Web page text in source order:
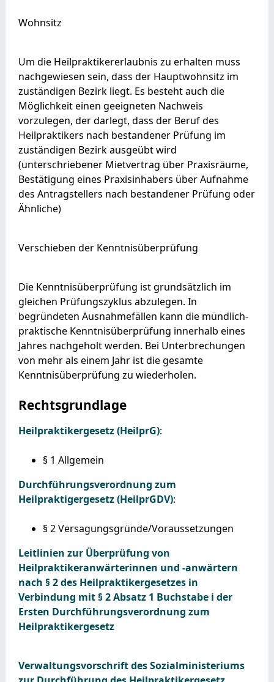
Wohnsitz
Um die Heilpraktikererlaubnis zu erhalten muss
nachgewiesen sein, dass der Hauptwohnsitz im
zuständigen Bezirk liegt. Es besteht auch die
Möglichkeit einen geeigneten Nachweis
vorzulegen, der darlegt, dass der Beruf des
Heilpraktikers nach bestandener Prüfung im
zuständigen Bezirk ausgeübt wird
(unterschriebener Mietvertrag über Praxisräume,
Bestätigung eines Praxisinhabers über Aufnahme
des Antragstellers nach bestandener Prüfung oder
Ähnliche)
Verschieben der Kenntnisüberprüfung
Die Kenntnisüberprüfung ist grundsätzlich im
gleichen Prüfungszyklus abzulegen. In
begründeten Ausnahmefällen kann die mündlich-
praktische Kenntnisüberprüfung innerhalb eines
Jahres nachgeholt werden. Bei Unterbrechungen
von mehr als einem Jahr ist die gesamte
Kenntnisüberprüfung zu wiederholen.
Rechtsgrundlage
Heilpraktikergesetz (HeilprG):
§ 1 Allgemein
Durchführungsverordnung zum
Heilpraktigergesetz (HeilprGDV):
§ 2 Versagungsgründe/Voraussetzungen
Leitlinien zur Überprüfung von
Heilpraktikeranwärterinnen und -anwärtern
nach § 2 des Heilpraktikergesetzes in
Verbindung mit § 2 Absatz 1 Buchstabe i der
Ersten Durchführungsverordnung zum
Heilpraktikergesetz
Verwaltungsvorschrift des Sozialministeriums